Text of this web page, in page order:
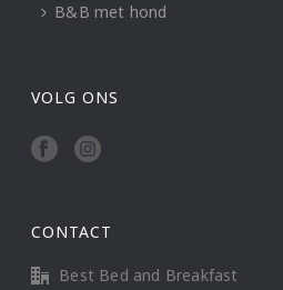
B&B met hond
VOLG ONS
CONTACT
Best Bed and Breakfast